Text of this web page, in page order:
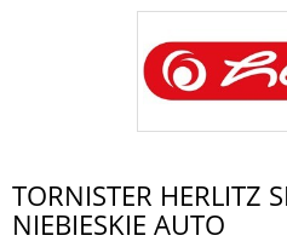
TORNISTER HERLITZ
NIEBIESKIE AUTO